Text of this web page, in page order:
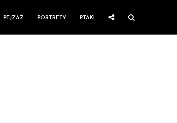
PEJZAŻ PORTRETY PTAKI